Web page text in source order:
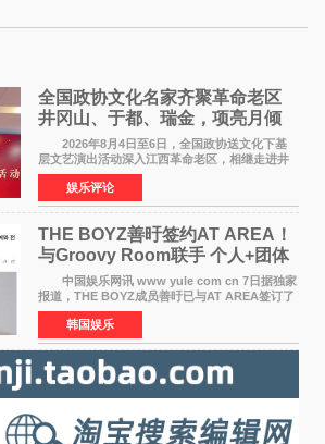
全国政协文化名家齐聚革命老区
井冈山、于都、瑞金，项亮月倾
情献唱《桃花谣》致敬红色沃土
2026年8月4日至6日，全国政协送文化下基
层文艺演出活动深入江西革命老区，相继走进井
冈山、于都长征出发地、瑞金三地。由全国政协
文化文史和学习委员会副主任、甘肃省政协原主
席欧阳坚率团，一
娱乐评论
THE BOYZ善旴签约AT AREA！
与Groovy Room联手 个人+团体
活动并行
中国娱乐网讯 www yule com cn 7日据独家
报道，THE BOYZ成员善旴已与AT AREA签订了
专属合约。AT AREA是由知名制作人组合
Groovy Room创立的hip-hop厂牌，旗下拥有多
位实力派音乐人，在韩
韩国娱乐